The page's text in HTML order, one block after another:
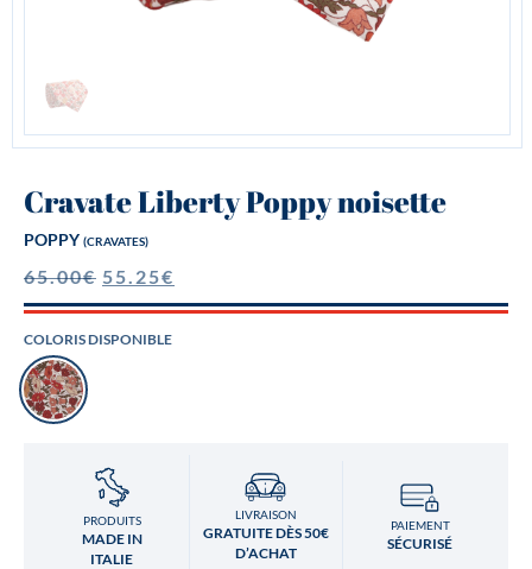
Cravate Liberty Poppy noisette
POPPY (CRAVATES)
65.00€ 55.25€
COLORIS DISPONIBLE
PRODUITS
MADE IN
ITALIE
LIVRAISON
GRATUITE DÈS 50€
D’ACHAT
PAIEMENT
SÉCURISÉ